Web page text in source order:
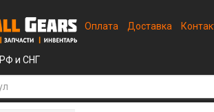
и СНГ
Оплата Доставка